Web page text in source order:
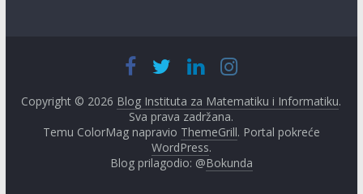
Copyright © 2026 Blog Instituta za Matematiku i Informatiku.
Sva prava zadržana.
Temu ColorMag napravio ThemeGrill. Portal pokreće
WordPress.
Blog prilagodio: @Bokunda